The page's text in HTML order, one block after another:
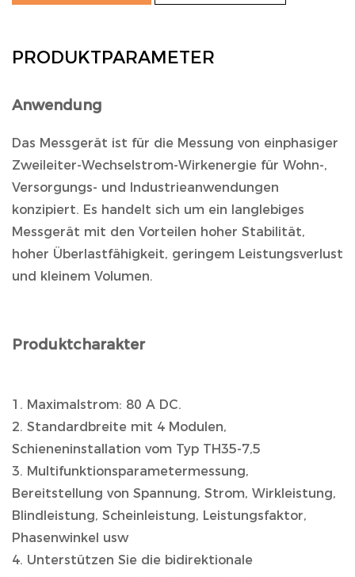
PRODUKTPARAMETER
Anwendung
Das Messgerät ist für die Messung von einphasiger
Zweileiter-Wechselstrom-Wirkenergie für Wohn-,
Versorgungs- und Industrieanwendungen
konzipiert. Es handelt sich um ein langlebiges
Messgerät mit den Vorteilen hoher Stabilität,
hoher Überlastfähigkeit, geringem Leistungsverlust
und kleinem Volumen.
Produktcharakter
1. Maximalstrom: 80 A DC.
2. Standardbreite mit 4 Modulen,
Schieneninstallation vom Typ TH35-7,5
3. Multifunktionsparametermessung,
Bereitstellung von Spannung, Strom, Wirkleistung,
Blindleistung, Scheinleistung, Leistungsfaktor,
Phasenwinkel usw
4. Unterstützen Sie die bidirektionale